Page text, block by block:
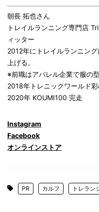
朝長 拓也さん
トレイルランニング専門店
ィッター
2012年にトレイルランニン
上げる。
※前職はアパレル企業で服の
2018年トレニックワールド
2020年 KOUMI100 完走
Instagram
Facebook
オンラインストア
PR カルフ トレラン